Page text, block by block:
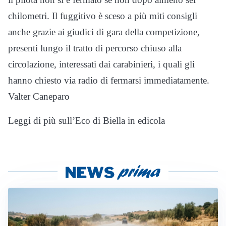
chilometri. Il fuggitivo è sceso a più miti consigli
anche grazie ai giudici di gara della competizione,
presenti lungo il tratto di percorso chiuso alla
circolazione, interessati dai carabinieri, i quali gli
hanno chiesto via radio di fermarsi immediatamente.
Valter Caneparo
Leggi di più sull’Eco di Biella in edicola